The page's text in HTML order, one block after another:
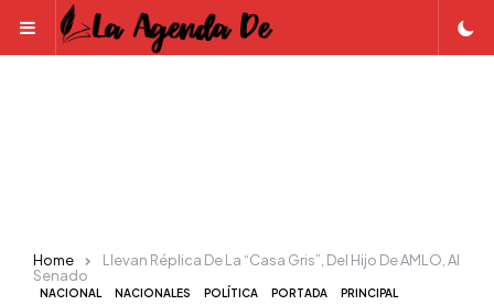
Menu
NACIONAL NACIONALES POLÍTICA PORTADA
PRINCIPAL
Home
Llevan Réplica De La “Casa Gris”, Del Hijo De AMLO, Al
Senado